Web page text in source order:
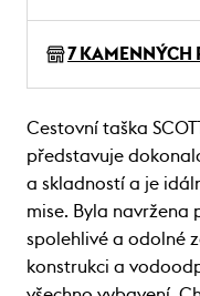
7 KAMENNÝCH
Cestovní taška
představuje
a skladností a je
mise. Byla navržena
spolehlivé a odolné
konstrukci a